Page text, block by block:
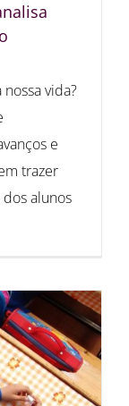
vida?
e
trazer
alunos